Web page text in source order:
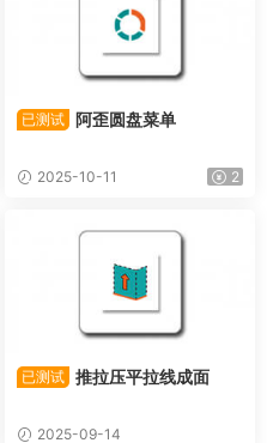
已测试 阿歪圆盘菜单
2025-10-11 2
已测试 推拉压平拉线成面
2025-09-14